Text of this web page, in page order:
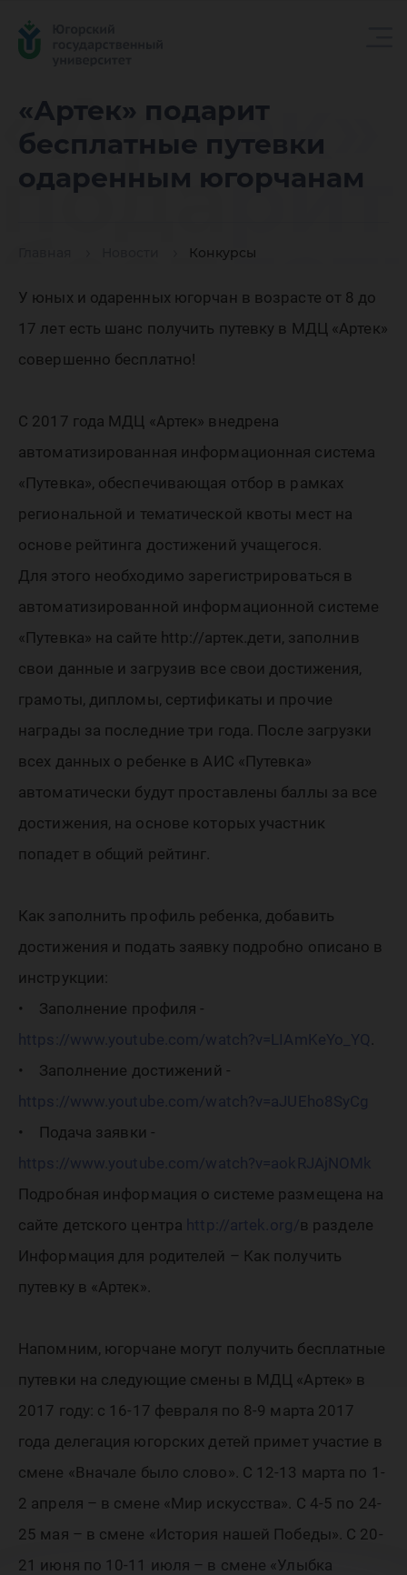
«Артек» подарит
бесплатные путевки
одаренным югорчанам
Конкурсы
«Артек»
подарит
путевки
У юных и одаренных югорчан в возрасте от 8 до
17 лет есть шанс получить путевку в МДЦ «Артек»
совершенно бесплатно!
С 2017 года МДЦ «Артек» внедрена
автоматизированная информационная система
«Путевка», обеспечивающая отбор в рамках
региональной и тематической квоты мест на
основе рейтинга достижений учащегося.
Для этого необходимо зарегистрироваться в
автоматизированной информационной системе
«Путевка» на сайте http://артек.дети, заполнив
свои данные и загрузив все свои достижения,
грамоты, дипломы, сертификаты и прочие
награды за последние три года. После загрузки
всех данных о ребенке в АИС «Путевка»
автоматически будут проставлены баллы за все
достижения, на основе которых участник
попадет в общий рейтинг.
Как заполнить профиль ребенка, добавить
достижения и подать заявку подробно описано в
инструкции:
• Заполнение профиля -
https://www.youtube.com/watch?v=LIAmKeYo_YQ .
• Заполнение достижений -
https://www.youtube.com/watch?v=aJUEho8SyCg
• Подача заявки -
https://www.youtube.com/watch?v=aokRJAjNOMk
Подробная информация о системе размещена на
сайте детского центра http://artek.org/ в разделе
Информация для родителей – Как получить
путевку в «Артек».
Напомним, югорчане могут получить бесплатные
путевки на следующие смены в МДЦ «Артек» в
2017 году: с 16-17 февраля по 8-9 марта 2017
года делегация югорских детей примет участие в
смене «Вначале было слово». С 12-13 марта по 1-
2 апреля – в смене «Мир искусства». С 4-5 по 24-
25 мая – в смене «История нашей Победы». С 20-
21 июня по 10-11 июля – в смене «Улыбка